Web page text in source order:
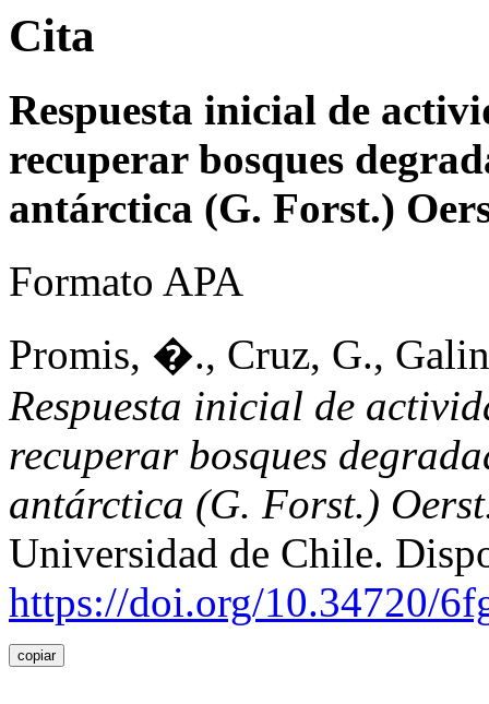
Cita
Respuesta inicial de
recuperar bosques
antárctica (G. Forst.)
Formato APA
Promis, �., Cruz, G.,
Respuesta inicial de
recuperar bosques
antárctica (G. Forst.)
Universidad de Chile.
https://doi.org/10.34720/
copiar